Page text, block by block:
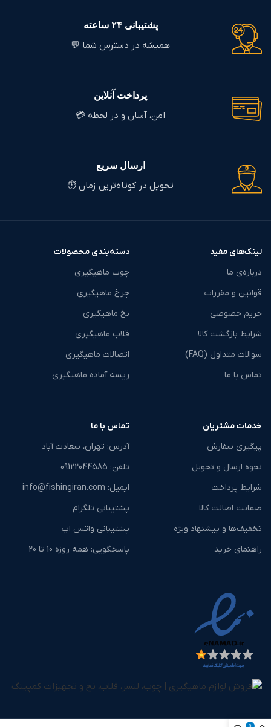
پشتیبانی ۲۴ ساعته
همیشه در دسترس شما 💬
پرداخت آنلاین
امن، آسان و در لحظه 💳
ارسال سریع
تحویل در کوتاه‌ترین زمان ⏱️
لینک‌های مفید
درباره‌ی ما
قوانین و مقررات
حریم خصوصی
شرایط بازگشت کالا
سوالات متداول (FAQ)
تماس با ما
دسته‌بندی محصولات
چوب ماهیگیری
چرخ ماهیگیری
نخ ماهیگیری
قلاب ماهیگیری
اتصالات ماهیگیری
ریسه آماده ماهیگیری
خدمات مشتریان
پیگیری سفارش
نحوه ارسال و تحویل
شرایط پرداخت
ضمانت اصالت کالا
تخفیف‌ها و پیشنهاد ویژه
راهنمای خرید
تماس با ما
آدرس: تهران، سعادت آباد
تلفن: ‎09122044585
ایمیل: info@fishingiran.com
پشتیبانی تلگرام
پشتیبانی واتس اپ
پاسخگویی: همه روزه 10 تا 20